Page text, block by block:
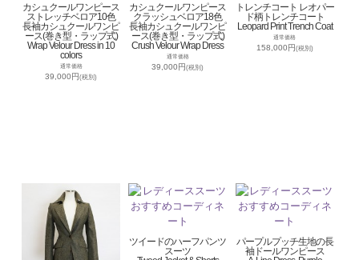
カシュクールワンピース
ストレッチベロア10色
長袖カシュクールワンピ
ース(巻き型・ラップ式)
Wrap Velour Dress in 10
colors
通常価格
39,000円(税別)
カシュクールワンピース
クラッシュベロア18色
長袖カシュクールワンピ
ース(巻き型・ラップ式)
Crush Velour Wrap Dress
通常価格
39,000円(税別)
トレンチコート レオパー
ド柄トレンチコート
Leopard Print Trench Coat
通常価格
158,000円(税別)
ツイードのハーフパンツ
スーツ
パープルプッチ生地の長
袖ドールワンピース